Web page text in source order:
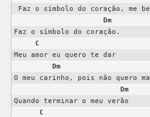
Dm
Faz o símbolo do coração.
C
Meu amor eu quero te dar
Dm
O meu carinho, pois não quero
Dm
Quando terminar o meu verão
C